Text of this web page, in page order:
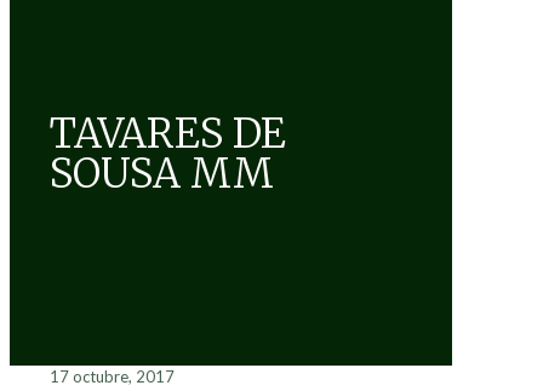
TAVARES DE
SOUSA MM
17 octubre, 2017